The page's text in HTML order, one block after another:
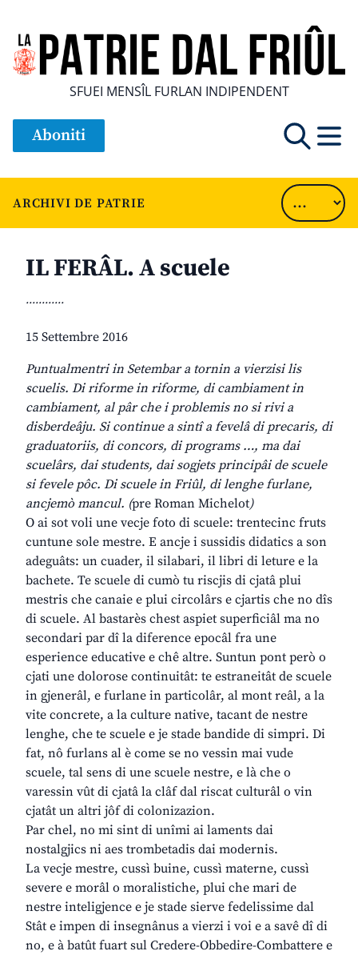
SFUEI MENSÎL FURLAN INDIPENDENT
Aboniti
ARCHIVI DE PATRIE
IL FERÂL. A scuele
............
15 Settembre 2016
Puntualmentri in Setembar a tornin a vierzisi lis
scuelis. Di riforme in riforme, di cambiament in
cambiament, al pâr che i problemis no si rivi a
disberdeâju. Si continue a sintî a fevelâ di precaris, di
graduatoriis, di concors, di programs …, ma dai
scuelârs, dai students, dai sogjets principâi de scuele
si fevele pôc. Di scuele in Friûl, di lenghe furlane,
ancjemò mancul. (pre Roman Michelot)
O ai sot voli une vecje foto di scuele: trentecinc fruts
cuntune sole mestre. E ancje i sussidis didatics a son
adeguâts: un cuader, il silabari, il libri di leture e la
bachete. Te scuele di cumò tu riscjis di cjatâ plui
mestris che canaie e plui circolârs e cjartis che no dîs
di scuele. Al bastarès chest aspiet superficiâl ma no
secondari par dî la diference epocâl fra une
esperience educative e chê altre. Suntun pont però o
cjati une dolorose continuitât: te estraneitât de scuele
in gjenerâl, e furlane in particolâr, al mont reâl, a la
vite concrete, a la culture native, tacant de nestre
lenghe, che te scuele e je stade bandide di simpri. Di
fat, nô furlans al è come se no vessin mai vude
scuele, tal sens di une scuele nestre, e là che o
varessin vût di cjatâ la clâf dal riscat culturâl o vin
cjatât un altri jôf di colonizazion.
Par chel, no mi sint di unîmi ai laments dai
nostalgjics ni aes trombetadis dai modernis.
La vecje mestre, cussì buine, cussì materne, cussì
severe e morâl o moralistiche, plui che mari de
nestre inteligjence e je stade sierve fedelissime dal
Stât e impen di insegnânus a vierzi i voi e a savê dî di
no, e à batût fuart sul Credere-Obbedire-Combattere e